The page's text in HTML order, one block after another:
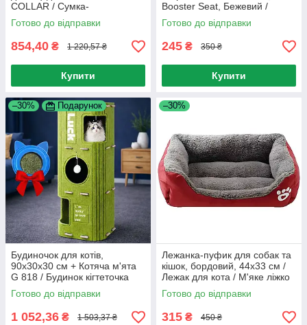
COLLAR / Сумка-
транспортер для дрібних
порід тварин
Готово до відправки
854,40 ₴ 1 220,57 ₴
Купити
Booster Seat, Бежевий /
Автомобільна сумка для
перевезення собак
Готово до відправки
245 ₴ 350 ₴
Купити
–30% Подарунок
Будиночок для котів,
90х30х30 см + Котяча м'ята
G 818 / Будинок кігтеточка
для кота / Багатоярусний
будинок для кішок
Готово до відправки
1 052,36 ₴ 1 503,37 ₴
–30%
Лежанка-пуфик для собак та
кішок, бордовий, 44х33 см /
Лежак для кота / М'яке ліжко
для собак та кішок
Готово до відправки
315 ₴ 450 ₴